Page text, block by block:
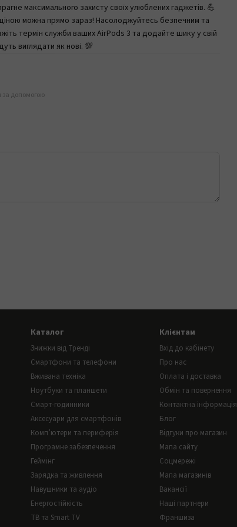
максимального захисту своїх улюблених гаджетів. 💪
можна прямо зараз! Насолоджуйтесь безпечним та
термін служби ваших AirPods 3 та додайте шику у свій
виглядати як нові. 💯
за допомогою
Каталог
Знижки від Тренді
Смартфони та телефони
Вживана техніка
Ноутбуки та планшети
Смарт-годинники
Аксесуари для смартфонів
Комп’ютери та периферія
Програмне забезпечення
Геймінг
Зарядка та живлення
Навушники та аудіо
Енергостійкість
ТВ та Smart TV
Клієнтам
Вхід до кабінету
Про нас
Оплата і доставка
Обмін та повернення
Контактна інформація
Блог
Відгуки про магазин
Мапа сайту
Соцмережі
Мапа магазинів
Вакансії
Наші партнери
Франшиза